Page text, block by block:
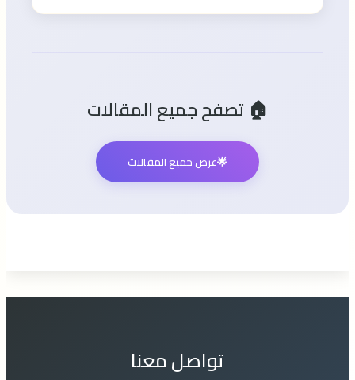
🏠 تصفح جميع المقالات
🌟عرض جميع المقالات
تواصل معنا